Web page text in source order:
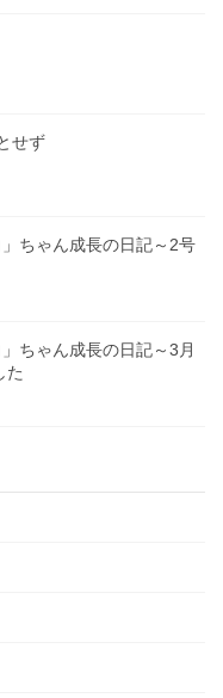
せず
ちゃん成長の日記～2号
ちゃん成長の日記～3月
た